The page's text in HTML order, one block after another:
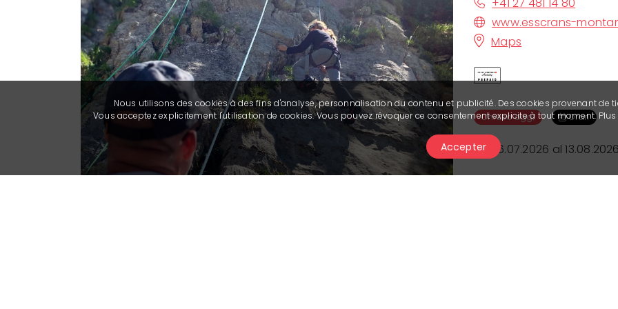
+41 27 481 14 80
www.esscrans-
Maps
Chiuso oggi Orari
Dal 16.07.2026 al
Prenotazione
Nous utilisons des cookies à des fins d'analyse, personnalisation du contenu et publicité. Des cookies provenant de
Vous acceptez explicitement l'utilisation de cookies. Vous pouvez révoquer ce consentement explicite à tout moment.
Accepter